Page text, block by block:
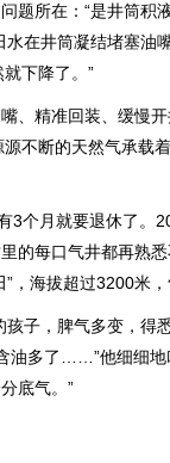
所在：“是井筒积
在井筒凝结堵塞油
下降了。”
、精准回装、缓慢
不断的天然气承载
个月就要退休了。
的每口气井都再熟
，海拔超过3200米，
子，脾气多变，得
油多了……”他细细地
底气。”